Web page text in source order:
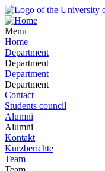
Menu
Home
Department
Department
Department
Department
Contact
Students council
Alumni
Alumni
Kontakt
Kurzberichte
Team